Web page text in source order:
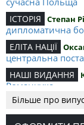
ІСТОРІЯ Степан
дипломатична
ЕЛІТА НАЦІЇ
центральна
НАШІ ВИДАННЯ
Романчука
РЕЦЕНЗІЇ Петро
Романчука
Більше про